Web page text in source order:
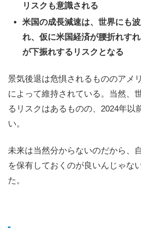
リスクも意識される
米国の成長減速は、世界にも
れ、仮に米国経済が腰折れす
が下振れするリスクとなる
景気後退は危惧されるもののアメ
によって維持されている。当然、
るリスクはあるものの、2024年以
い。
未来は当然分からないのだから、
を保有しておくのが良いんじゃな
た。